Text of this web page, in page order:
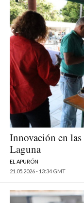
Innovación en las
Laguna
EL APURÓN
21.05.2026 - 13:34 GMT